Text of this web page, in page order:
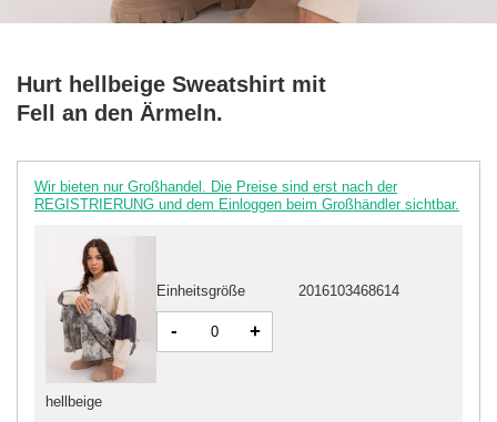
Hurt hellbeige Sweatshirt mit
Fell an den Ärmeln.
Wir bieten nur Großhandel. Die Preise sind erst nach der
REGISTRIERUNG und dem Einloggen beim Großhändler sichtbar.
hellbeige
Einheitsgröße 2016103468614
- +